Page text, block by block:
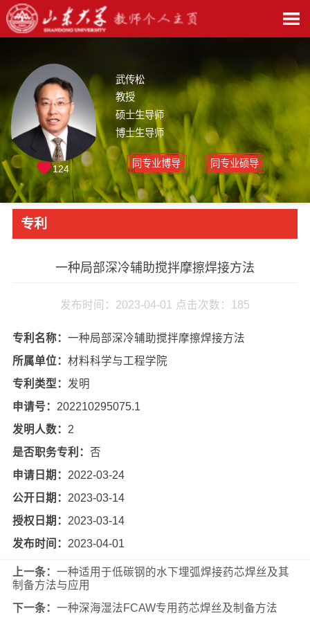
武传松
教授
硕士生导师
博士生导师
同专业博导 同专业硕导
124
专利
一种局部深冷辅助搅拌摩擦焊接方法
发布时间：2023-04-01 点击次数： 185
专利名称： 一种局部深冷辅助搅拌摩擦焊接方法
所属单位： 材料科学与工程学院
专利类型： 发明
申请号： 202210295075.1
发明人数： 2
是否职务专利： 否
申请日期： 2022-03-24
公开日期： 2023-03-14
授权日期： 2023-03-14
发布时间： 2023-04-01
上一条： 一种适用于低碳钢的水下埋弧焊接药芯焊丝及其
制备方法与应用
下一条： 一种深海湿法FCAW专用药芯焊丝及制备方法